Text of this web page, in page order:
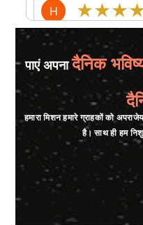
H
Thursday, 22
A
Thursday, 22
Sunday, 18
little bit
पाएं अपनादैनिक
हमारा मिशन हमारे ग्राहकों को
है। साथ ही हम